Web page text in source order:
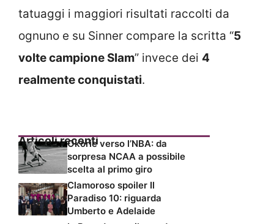
tatuaggi i maggiori risultati raccolti da
ognuno e su Sinner compare la scritta “5
volte campione Slam” invece dei 4
realmente conquistati.
Articoli recentiOkorie verso l’NBA: da
sorpresa NCAA a possibile
scelta al primo giro
Clamoroso spoiler Il
Paradiso 10: riguarda
Umberto e Adelaide